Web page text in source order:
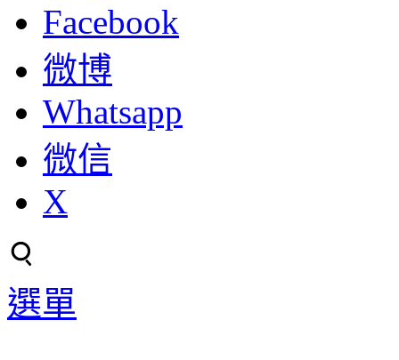
Facebook
微博
Whatsapp
微信
X
選單